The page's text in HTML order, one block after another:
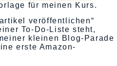
für meinen Kurs.
veröffentlichen“
To-Do-Liste steht,
kleinen Blog-Parade
erste Amazon-